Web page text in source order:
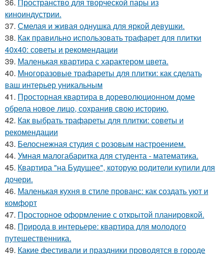
киноиндустрии.
37. Смелая и живая однушка для яркой девушки.
38. Как правильно использовать трафарет для плитки
40x40: советы и рекомендации
39. Маленькая квартира с характером цвета.
40. Многоразовые трафареты для плитки: как сделать
ваш интерьер уникальным
41. Просторная квартира в дореволюционном доме
обрела новое лицо, сохранив свою историю.
42. Как выбрать трафареты для плитки: советы и
рекомендации
43. Белоснежная студия с розовым настроением.
44. Умная малогабаритка для студента - математика.
45. Квартира "на Будущее", которую родители купили для
дочери.
46. Маленькая кухня в стиле прованс: как создать уют и
комфорт
47. Просторное оформление с открытой планировкой.
48. Природа в интерьере: квартира для молодого
путешественника.
49. Какие фестивали и праздники проводятся в городе